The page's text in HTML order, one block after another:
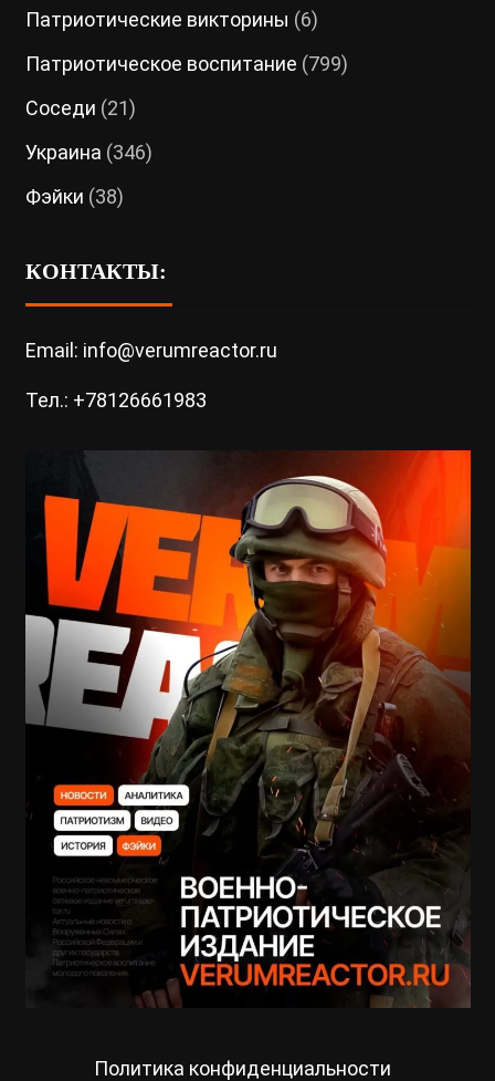
Патриотические викторины (6)
Патриотическое воспитание (799)
Соседи (21)
Украина (346)
Фэйки (38)
КОНТАКТЫ:
Email: info@verumreactor.ru
Тел.: +78126661983
Политика конфиденциальности